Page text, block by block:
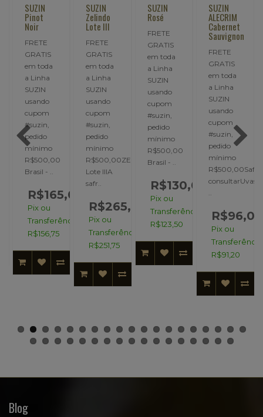
SUZIN
Pinot
Noir
FRETE
GRATIS
em toda
a Linha
SUZIN
usando
cupom
#suzin,
pedido
mínimo
R$500,00
Brasil - ..
R$165,00
Pix ou
Transferência:
R$156,75
SUZIN
Zelindo
Lote III
FRETE
GRATIS
em toda
a Linha
SUZIN
usando
cupom
#suzin,
pedido
mínimo
R$500,00ZELINDO
Lote IIIA
safr..
R$265,00
Pix ou
Transferência:
R$251,75
SUZIN
Rosé
FRETE
GRATIS
em toda
a Linha
SUZIN
usando
cupom
#suzin,
pedido
mínimo
R$500,00
Brasil - ..
R$130,00
Pix ou
Transferência:
R$123,50
SUZIN
ALECRIM
Cabernet
Sauvignon
FRETE
GRATIS
em toda
a Linha
SUZIN
usando
cupom
#suzin,
pedido
mínimo
R$500,00Safra:
consultarUvas:
R$96,00
Pix ou
R$91,20
Blog